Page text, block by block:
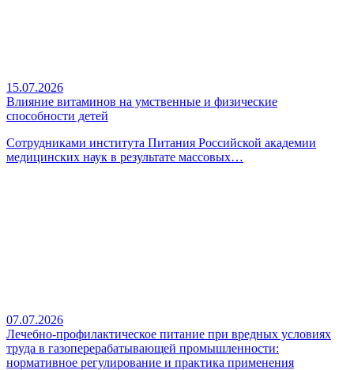
15.07.2026
Влияние витаминов на умственные и физические
способности детей
Сотрудниками института Питания Российской академии
медицинских наук в результате массовых…
07.07.2026
Лечебно-профилактическое питание при вредных условиях
труда в газоперерабатывающей промышленности:
нормативное регулирование и практика применения